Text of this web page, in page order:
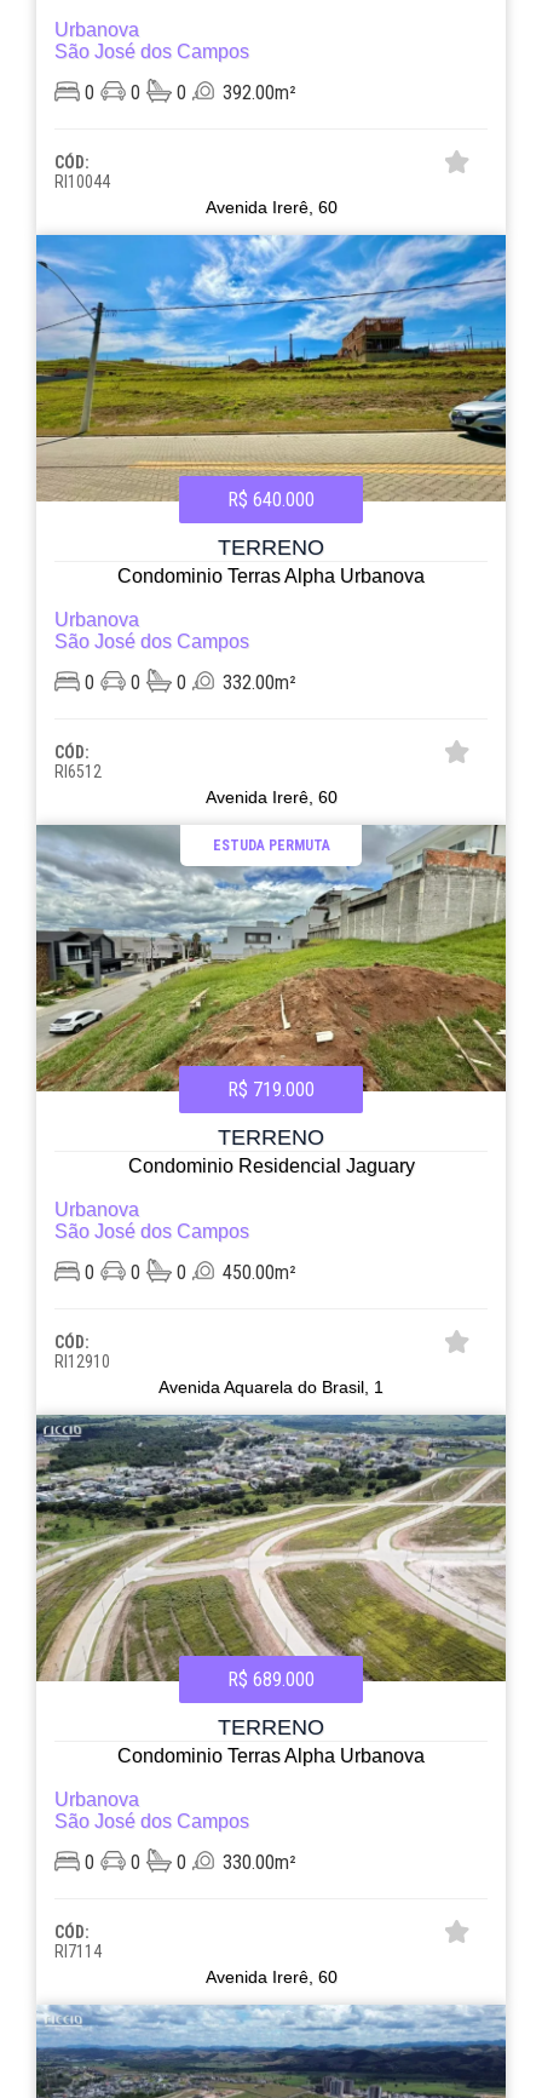
Urbanova
São José dos Campos
0 0 0 392.00m²
CÓD:
RI10044
Avenida Irerê, 60
R$ 640.000
TERRENO
Condominio Terras Alpha Urbanova
Urbanova
São José dos Campos
0 0 0 332.00m²
CÓD:
RI6512
Avenida Irerê, 60
ESTUDA PERMUTA
R$ 719.000
TERRENO
Condominio Residencial Jaguary
Urbanova
São José dos Campos
0 0 0 450.00m²
CÓD:
RI12910
Avenida Aquarela do Brasil, 1
R$ 689.000
TERRENO
Condominio Terras Alpha Urbanova
Urbanova
São José dos Campos
0 0 0 330.00m²
CÓD:
RI7114
Avenida Irerê, 60